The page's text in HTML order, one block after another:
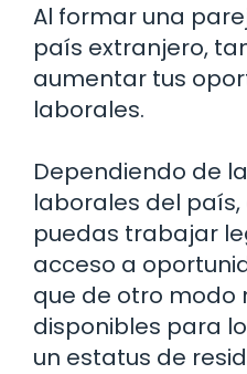
Al formar una
país extranjero,
aumentar tus
laborales.
Dependiendo de
laborales del
puedas trabajar
acceso a
que de otro modo
disponibles para
un estatus de